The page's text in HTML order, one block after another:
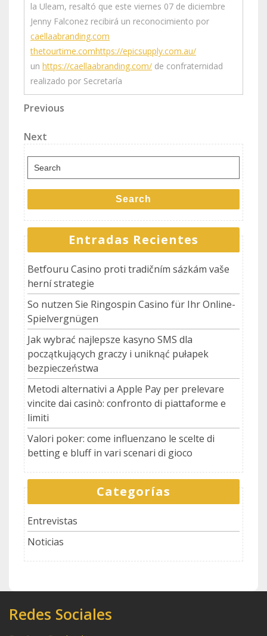
la Uleam, resaltó que este viernes 07 de diciembre
Jenny Falconez recibirá un reconocimiento por
caellaabranding.com
thetourtime.comhttps://epicsupply.com.au/
un https://caellaabranding.com/ de confraternidad
realizado por Secretaría
Navegación
de
entradas
Previous
Previous
Next
Post
Next
Search
for:
Search
Entradas Recientes
Betfouru Casino proti tradičním sázkám vaše
herní strategie
So nutzen Sie Ringospin Casino für Ihr Online-
Spielvergnügen
Jak wybrać najlepsze kasyno SMS dla
początkujących graczy i uniknąć pułapek
bezpieczeństwa
Metodi alternativi a Apple Pay per prelevare
vincite dai casinò: confronto di piattaforme e
limiti
Valori poker: come influenzano le scelte di
betting e bluff in vari scenari di gioco
Categorías
Entrevistas
Noticias
Redes Sociales